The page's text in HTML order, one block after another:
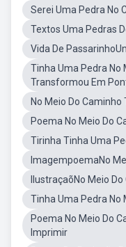
Serei Uma Pedra No
Textos Uma Pedras
Vida De
Tinha Uma Pedra No
Transformou Em
No Meio Do
Poema No Meio Do
Tirinha Tinha Uma
ImagempoemaNo
IlustraçaõNo Meio
Tinha Uma Pedra No
Poema No Meio Do
Imprimir